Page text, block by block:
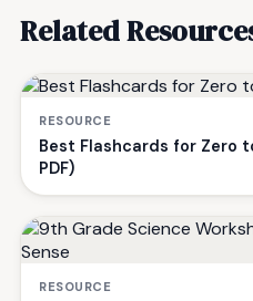
Related
RESOURCE
Best Flashcards for Zero
PDF)
RESOURCE